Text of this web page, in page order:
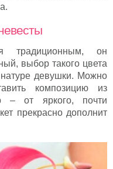
традиционным, он
выбор такого цвета
натуре девушки. Можно
композицию из
– от яркого, почти
прекрасно дополнит